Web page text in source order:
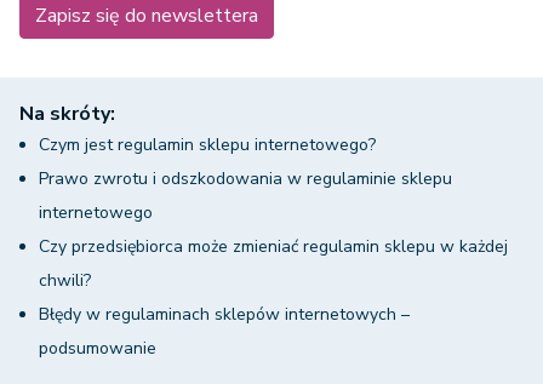
Zapisz się do newslettera
Na skróty:
Czym jest regulamin sklepu internetowego?
Prawo zwrotu i odszkodowania w regulaminie sklepu
internetowego
Czy przedsiębiorca może zmieniać regulamin sklepu w każdej
chwili?
Błędy w regulaminach sklepów internetowych –
podsumowanie